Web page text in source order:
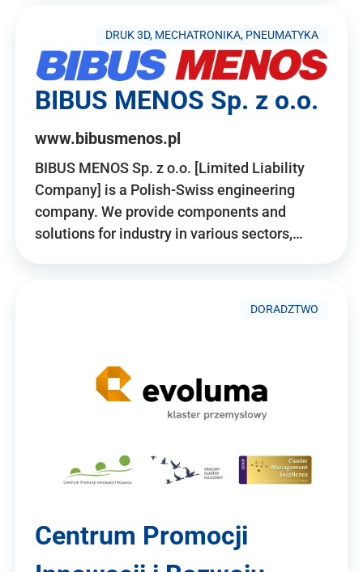
DRUK 3D, MECHATRONIKA, PNEUMATYKA
BIBUS MENOS Sp. z o.o.
www.bibusmenos.pl
BIBUS MENOS Sp. z o.o. [Limited Liability
Company] is a Polish-Swiss engineering
company. We provide components and
solutions for industry in various sectors,…
DORADZTWO
Centrum Promocji